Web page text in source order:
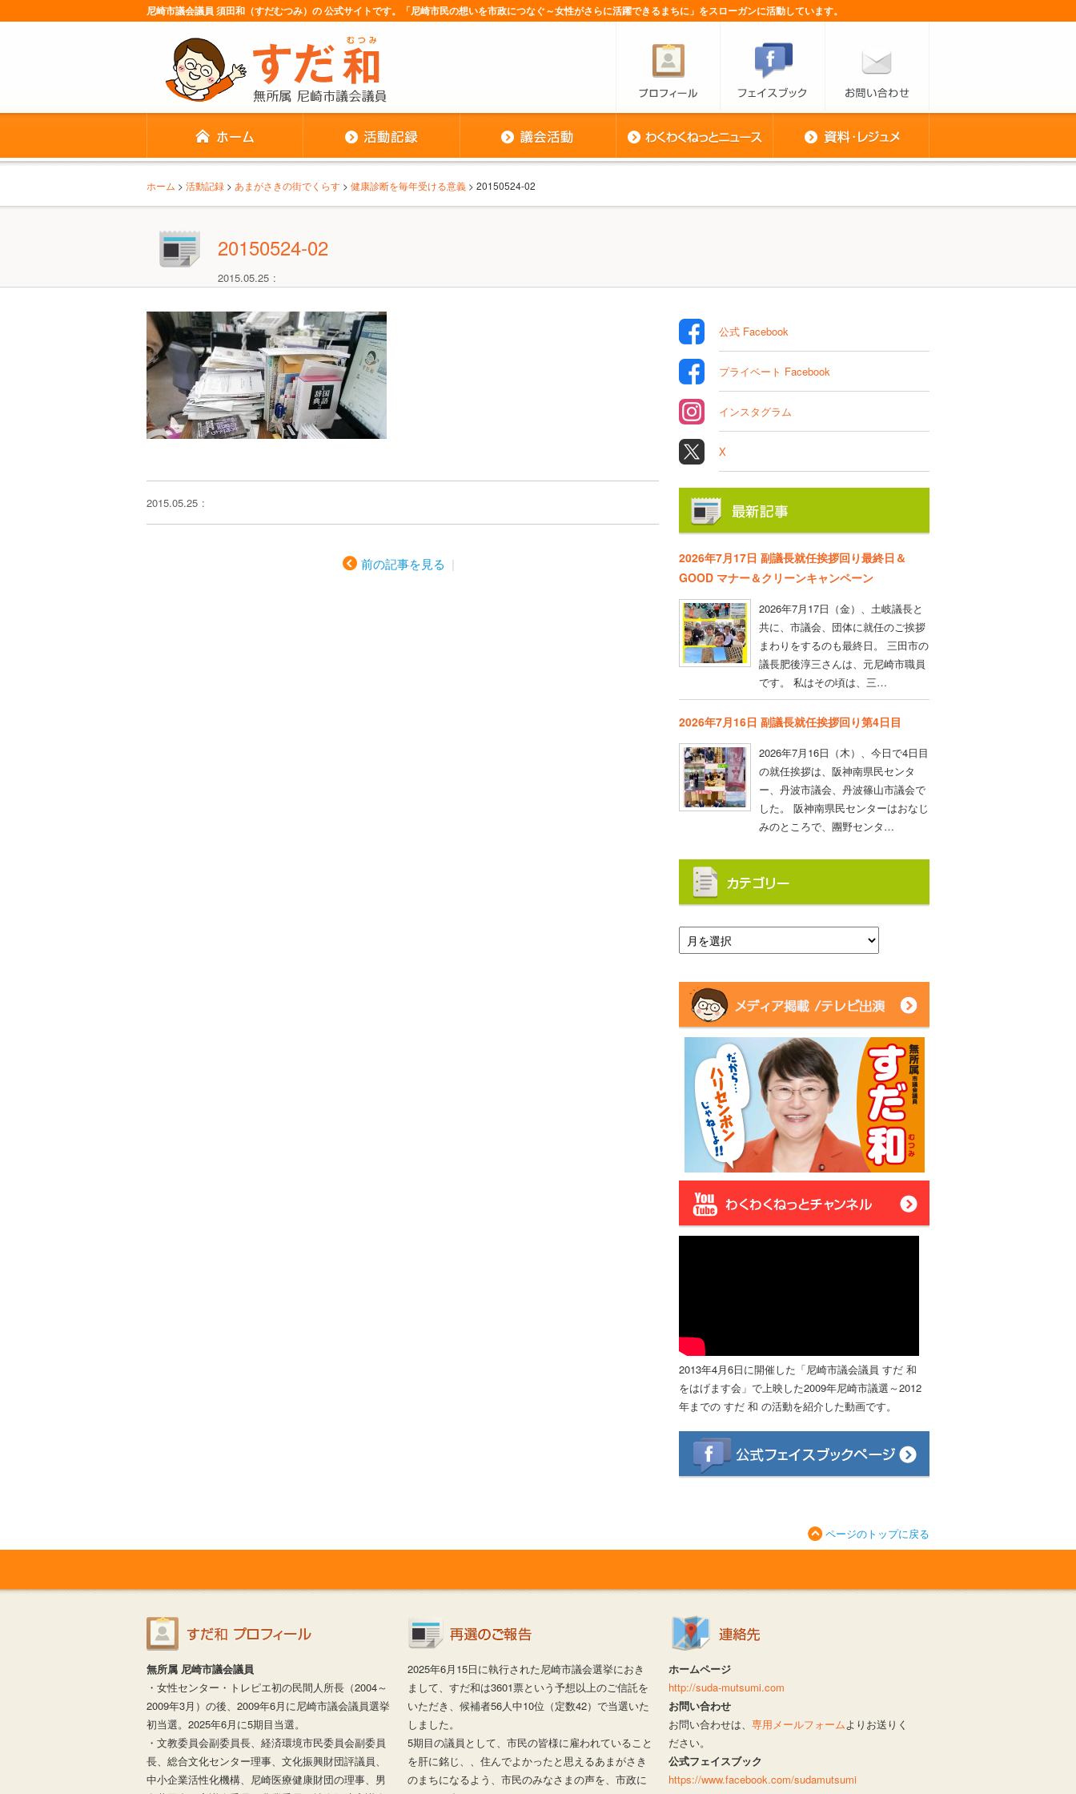
尼崎市議会議員 須田和（すだむつみ）の 公式サイトです。「尼崎市民の想いを市政につなぐ～女性がさらに活躍できるまちに」をスローガンに活動しています。
ホーム > 活動記録 > あまがさきの街でくらす > 健康診断を毎年受ける意義 > 20150524-02
20150524-02
2015.05.25
2015.05.25
前の記事を見る
公式 Facebook
プライベート Facebook
インスタグラム
X
2026年7月17日 副議長就任挨拶回り最終日＆
GOOD マナー＆クリーンキャンペーン
2026年7月17日（金）、土岐議長と
共に、市議会、団体に就任のご挨拶
まわりをするのも最終日。 三田市の
議長肥後淳三さんは、元尼崎市職員
です。 私はその頃は、三…
2026年7月16日 副議長就任挨拶回り第4日目
2026年7月16日（木）、今日で4日目
の就任挨拶は、阪神南県民センタ
ー、丹波市議会、丹波篠山市議会で
した。 阪神南県民センターはおなじ
みのところで、團野センタ…
2013年4月6日に開催した「尼崎市議会議員 すだ 和
をはげます会」で上映した2009年尼崎市議選～2012
年までの すだ 和 の活動を紹介した動画です。
ページのトップに戻る
無所属 尼崎市議会議員
・女性センター・トレピエ初の民間人所長（2004～
2009年3月）の後、2009年6月に尼崎市議会議員選挙
初当選。2025年6月に5期目当選。
・文教委員会副委員長、経済環境市民委員会副委員
長、総合文化センター理事、文化振興財団評議員、
中小企業活性化機構、尼崎医療健康財団の理事、男
2025年6月15日に執行された尼崎市議会選挙におき
まして、すだ和は3601票という予想以上のご信託を
いただき、候補者56人中10位（定数42）で当選いた
しました。
5期目の議員として、市民の皆様に雇われていること
を肝に銘じ、、住んでよかったと思えるあまがさき
のまちになるよう、市民のみなさまの声を、市政に
ホームページ
http://suda-mutsumi.com
お問い合わせ
お問い合わせは、 専用メールフォームよりお送りく
ださい。
公式フェイスブック
https://www.facebook.com/sudamutsumi